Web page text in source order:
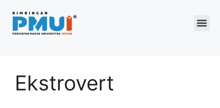
Ekstrovert